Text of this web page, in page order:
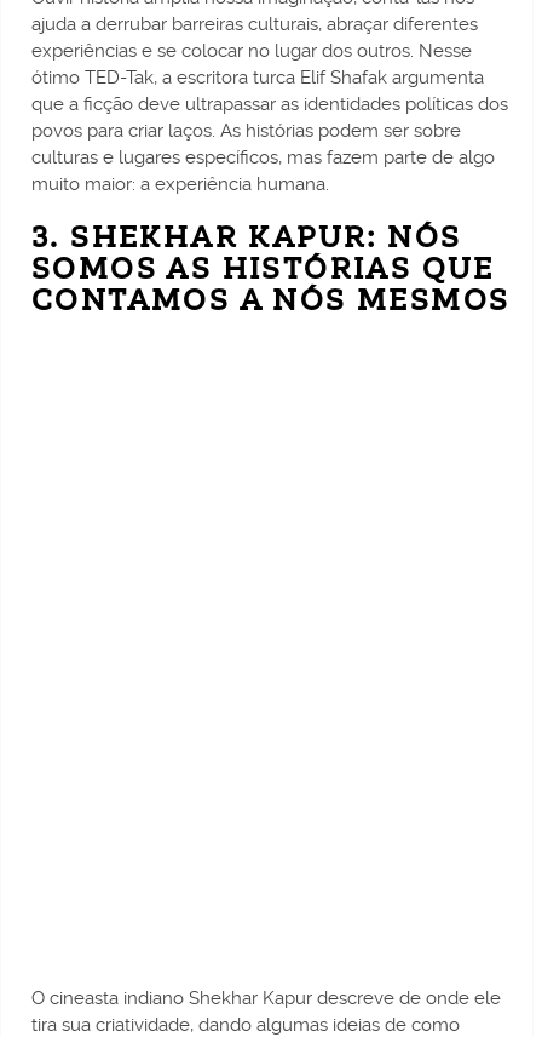
ajuda a derrubar barreiras culturais, abraçar diferentes
experiências e se colocar no lugar dos outros. Nesse
ótimo TED-Tak, a escritora turca Elif Shafak argumenta
que a ficção deve ultrapassar as identidades políticas dos
povos para criar laços. As histórias podem ser sobre
culturas e lugares específicos, mas fazem parte de algo
muito maior: a experiência humana.
3. SHEKHAR KAPUR: NÓS
SOMOS AS HISTÓRIAS QUE
CONTAMOS A NÓS MESMOS
O cineasta indiano Shekhar Kapur descreve de onde ele
tira sua criatividade, dando algumas ideias de como